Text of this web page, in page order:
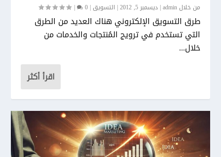
من خلالadmin
|ديسمبر 5, 2012 |التسويق |
0
|
طرق التسويق الإلكتروني هناك العديد من الطرق
التي تستخدم في ترويج المُنتجات والخدمات من
خلال...
اقرأ أكثر